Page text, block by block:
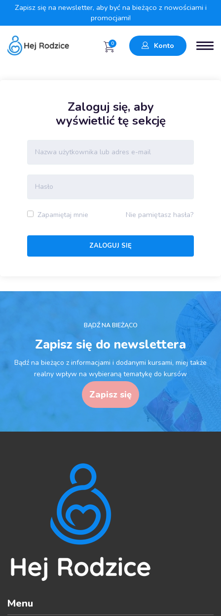
Zapisz się na newsletter, aby być na bieżąco z nowościami i
promocjami!
0 Konto
Zaloguj się, aby
wyświetlić tę sekcję
Zapamiętaj mnie Nie pamiętasz hasła?
BĄDŹ NA BIEŻĄCO
Zapisz się do newslettera
Bądź na bieżąco z informacjami i dodanymi kursami, miej także
realny wpływ na wybieraną tematykę do kursów
Zapisz się
Menu